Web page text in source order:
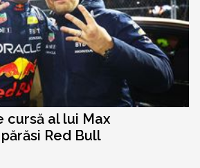
cursă al lui Max
Red Bull